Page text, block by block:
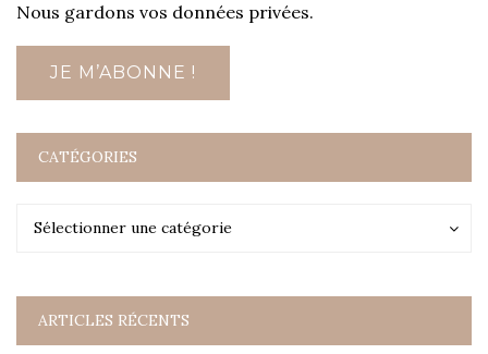
Nous gardons vos données privées.
CATÉGORIES
Sélectionner une catégorie
Catégories
ARTICLES RÉCENTS